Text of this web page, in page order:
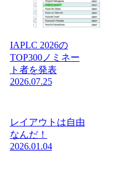
IAPLC 2026の
TOP300ノミネー
ト者を発表
2026.07.25
レイアウトは自由
なんだ！
2026.01.04